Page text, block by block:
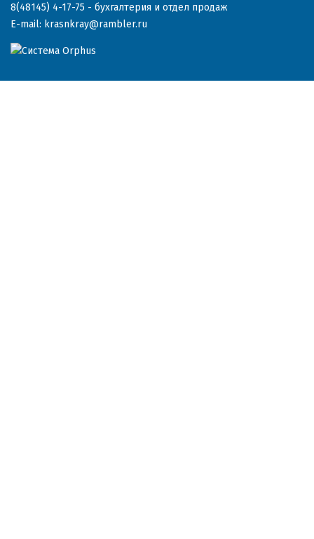
8(48145) 4-17-75 - бухгалтерия и отдел продаж
E-mail: krasnkray@rambler.ru